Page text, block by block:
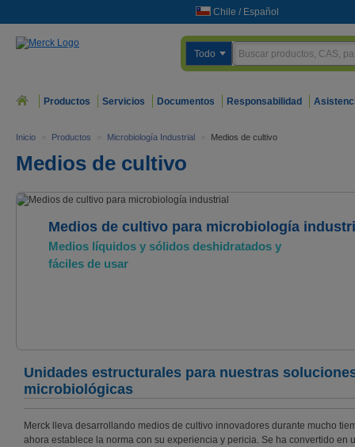
Chile / Español
Todo
Productos Servicios Documentos Responsabilidad
Inicio > Productos > Microbiología Industrial > Medios de cultivo
Medios de cultivo
Medios de cultivo para microbiología
Medios líquidos y sólidos deshidratados y
fáciles de usar
Todos los productos para microbiología industrial
Unidades estructurales para nuestras
microbiológicas
Merck lleva desarrollando medios de cultivo innovadores durante mucho
ahora establece la norma con su experiencia y pericia. Se ha convertido en